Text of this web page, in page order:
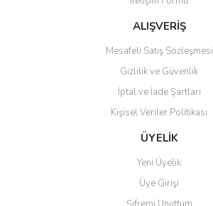
Ürün fiyatı diğer sitelerden daha pahalı.
Bu ürüne benzer farklı alternatifler olmalı.
Gönder
ALIŞVERİŞ
Mesafeli Satış Sözleşmesi
Gizlilik ve Güvenlik
İptal ve İade Şartları
Kişisel Veriler Politikası
ÜYELİK
Yeni Üyelik
Üye Girişi